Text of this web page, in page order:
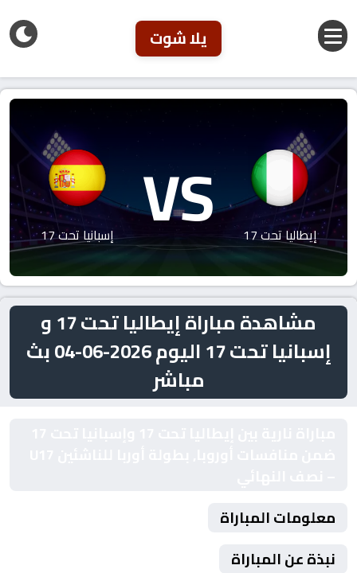
يلا شوت
إيطاليا تحت 17 VS إسبانيا تحت 17
مشاهدة مباراة إيطاليا تحت 17 و
إسبانيا تحت 17 اليوم 2026-06-04 بث
مباشر
معلومات المباراة
نبذة عن المباراة